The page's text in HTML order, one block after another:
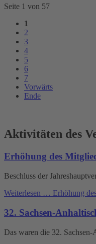
Seite 1 von 57
1
2
3
4
5
6
7
Vorwärts
Ende
Aktivitäten des
Erhöhung des
Beschluss der
Weiterlesen … Erhöhung
32. Sachsen-
Das waren die 32.